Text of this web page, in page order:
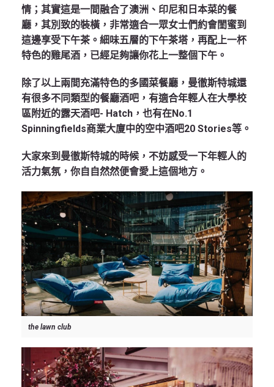
情；其實這是一間融合了澳洲、印尼和日本菜的餐
廳，其別致的裝橫，非常適合一眾女士們約會閨蜜到
這邊享受下午茶。細味五層的下午茶塔，再配上一杯
特色的雞尾酒，已經足夠讓你花上一整個下午。
除了以上兩間充滿特色的多國菜餐廳，曼徹斯特城還
有很多不同類型的餐廳酒吧，有適合年輕人在大學校
區附近的露天酒吧- Hatch，也有在No.1
Spinningfields商業大廈中的空中酒吧20 Stories等。
大家來到曼徹斯特城的時候，不妨感受一下年輕人的
活力氣氛，你自自然然便會愛上這個地方。
the lawn club